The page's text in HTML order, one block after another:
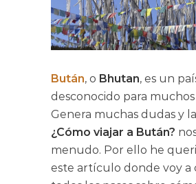
Bután, o Bhutan, es un
desconocido para muchos
Genera muchas dudas y
¿Cómo viajar a Bután?
menudo. Por ello he
este artículo donde voy a